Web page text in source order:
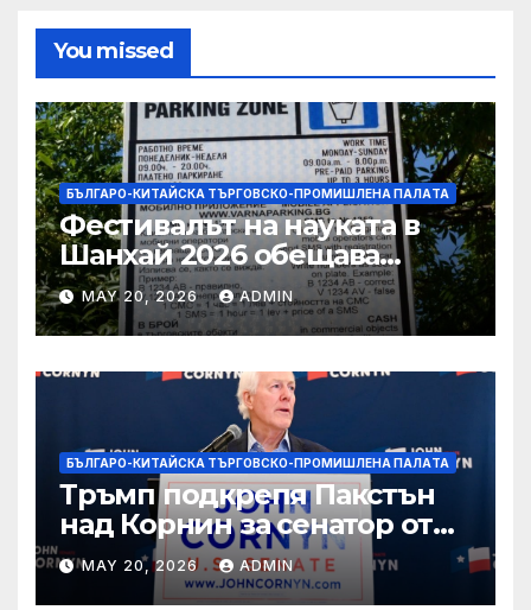
You missed
БЪЛГАРО-КИТАЙСКА ТЪРГОВСКО-ПРОМИШЛЕНА ПАЛAТА
Фестивалът на науката в
Шанхай 2026 обещава
вълнуващи научно-
технологични иновации
MAY 20, 2026 ADMIN
БЪЛГАРО-КИТАЙСКА ТЪРГОВСКО-ПРОМИШЛЕНА ПАЛAТА
Тръмп подкрепя Пакстън
над Корнин за сенатор от
Тексас в шокираща
подкрепа
MAY 20, 2026 ADMIN